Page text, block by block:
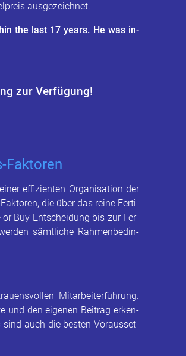
aus­ge­zeich­net.
the last 17 years. He was in­
zur Ver­fü­gung!
Fak­to­ren
ef­fi­zi­en­ten Or­ga­ni­sa­ti­on der
die über das reine Fer­ti­
Buy-Ent­schei­dung bis zur Fer­
sämt­li­che Rah­men­be­din­
Mit­ar­bei­ter­füh­rung.
und den ei­ge­nen Bei­trag er­ken­
sind auch die bes­ten Vor­aus­set­